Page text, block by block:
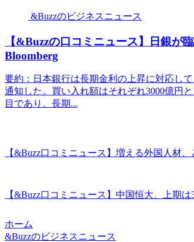
&Buzzのビジネスニュース
【&Buzzの口コミニュース】日銀が
Bloomberg
要約：日本銀行は長期金利の上昇に対応し
通知した。買い入れ額はそれぞれ3000億円
目であり、長期...
【&Buzz口コミニュース】増える外国人材
【&Buzz口コミニュース】中国恒大、上期
ホーム
&Buzzのビジネスニュース